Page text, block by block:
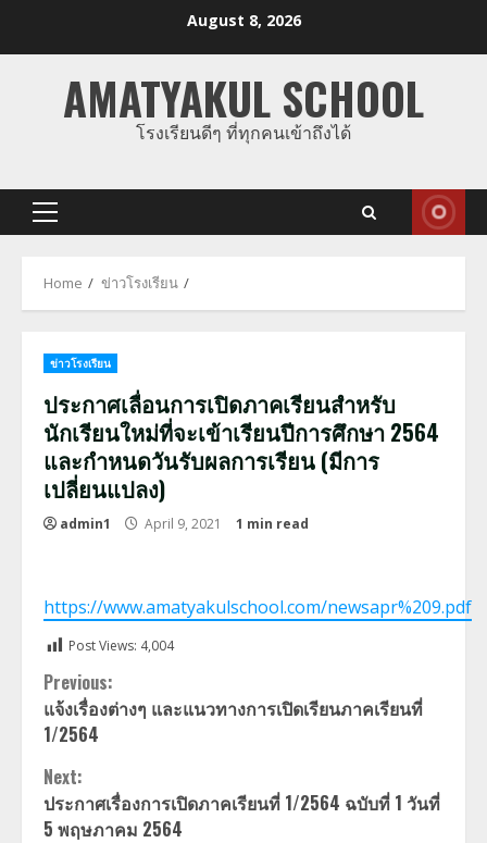
August 8, 2026
AMATYAKUL SCHOOL
โรงเรียนดีๆ ที่ทุกคนเข้าถึงได้
Primary
Home ข่าวโรงเรียน
ข่าวโรงเรียน
ประกาศเลื่อนการเปิดภาคเรียนสำหรับ
นักเรียนใหม่ที่จะเข้าเรียนปีการศึกษา 2564
และกำหนดวันรับผลการเรียน (มีการ
เปลี่ยนแปลง)
admin1 April 9, 2021 1 min read
https://www.amatyakulschool.com/newsapr%209.pdf
Post Views: 4,004
Continue
Reading
Previous:
แจ้งเรื่องต่างๆ และแนวทางการเปิดเรียนภาคเรียนที่
1/2564
Next:
ประกาศเรื่องการเปิดภาคเรียนที่ 1/2564 ฉบับที่ 1 วันที่
5 พฤษภาคม 2564